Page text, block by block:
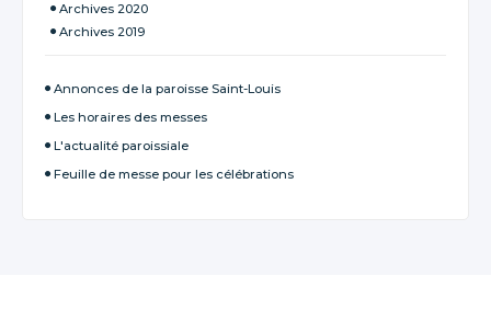
Annonces de la paroisse Saint-Louis
Les horaires des messes
Archives 2020
Archives 2019
L'actualité paroissiale
Feuille de messe pour les célébrations